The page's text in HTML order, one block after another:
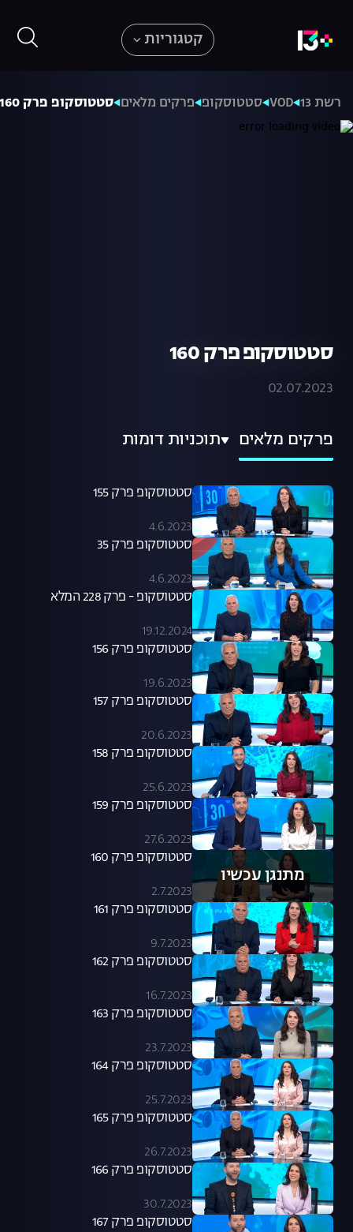
קטגוריות
רשת 13 VOD סטטוסקופ פרקים מלאים סטטוסקופ פרק 160
סטטוסקופ פרק 160
02.07.2023
פרקים מלאים תוכניות דומות
סטטוסקופ פרק 155
4.6.2023
סטטוסקופ פרק 35
4.6.2023
סטטוסקופ - פרק 228 המלא
19.12.2024
סטטוסקופ פרק 156
19.6.2023
סטטוסקופ פרק 157
20.6.2023
סטטוסקופ פרק 158
25.6.2023
סטטוסקופ פרק 159
27.6.2023
מתנגן עכשיו
סטטוסקופ פרק 160
2.7.2023
סטטוסקופ פרק 161
9.7.2023
סטטוסקופ פרק 162
16.7.2023
סטטוסקופ פרק 163
23.7.2023
סטטוסקופ פרק 164
25.7.2023
סטטוסקופ פרק 165
26.7.2023
סטטוסקופ פרק 166
30.7.2023
סטטוסקופ פרק 167